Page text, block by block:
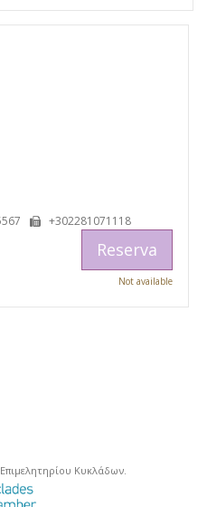
+302281071118
Reserva
Not available
Κυκλάδων.